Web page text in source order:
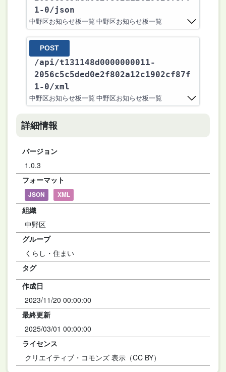
1-0/json
中野区お知らせ板一覧 中野区お知らせ板一覧
POST
/api/t131148d0000000011-
2056c5c5ded0e2f802a12c1902cf87f
1-0/xml
中野区お知らせ板一覧 中野区お知らせ板一覧
詳細情報
バージョン
1.0.3
フォーマット
JSON XML
組織
中野区
グループ
くらし・住まい
タグ
作成日
2023/11/20 00:00:00
最終更新
2025/03/01 00:00:00
ライセンス
クリエイティブ・コモンズ 表示（CC BY）